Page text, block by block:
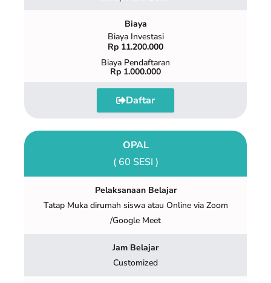
Biaya
Biaya Investasi
Rp 11.200.000
Biaya Pendaftaran
Rp 1.000.000
Daftar
OPAL
( 60 SESI )
Pelaksanaan Belajar
Tatap Muka dirumah siswa atau Online via Zoom
/Google Meet
Jam Belajar
Customized